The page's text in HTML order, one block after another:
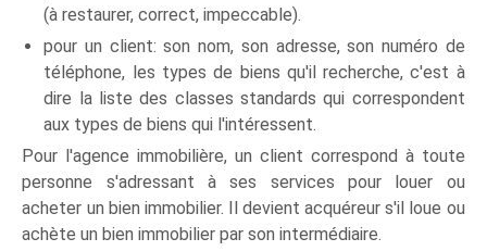
(à restaurer, correct, impeccable).
pour un client: son nom, son adresse, son numéro de
téléphone, les types de biens qu'il recherche, c'est à
dire la liste des classes standards qui correspondent
aux types de biens qui l'intéressent.
Pour l'agence immobilière, un client correspond à toute
personne s'adressant à ses services pour louer ou
acheter un bien immobilier. Il devient acquéreur s'il loue ou
achète un bien immobilier par son intermédiaire.